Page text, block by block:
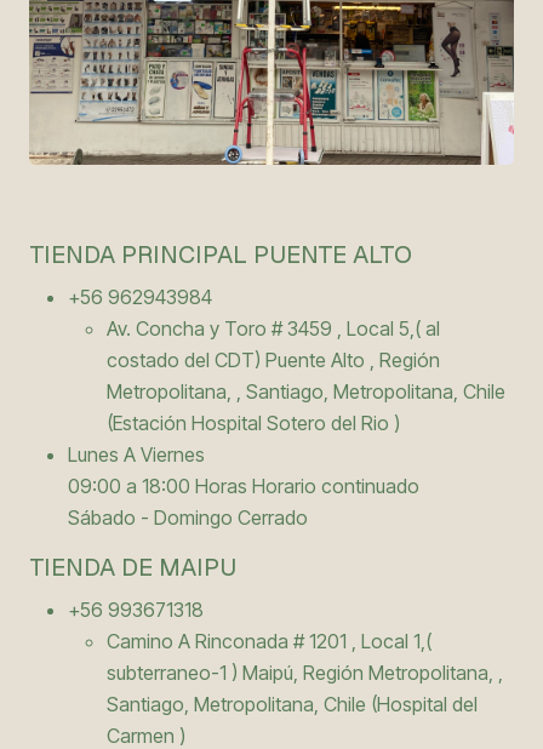
TIENDA PRINCIPAL PUENTE ALTO
+56 962943984
Av. Concha y Toro # 3459 , Local 5,( al
costado del CDT) Puente Alto , Región
Metropolitana, , Santiago, Metropolitana, Chile
(Estación Hospital Sotero del Rio )
Lunes A Viernes
09:00 a 18:00 Horas Horario continuado
Sábado - Domingo Cerrado
TIENDA DE MAIPU
+56 993671318
Camino A Rinconada # 1201 , Local 1,(
subterraneo-1 ) Maipú, Región Metropolitana, ,
Santiago, Metropolitana, Chile (Hospital del
Carmen )